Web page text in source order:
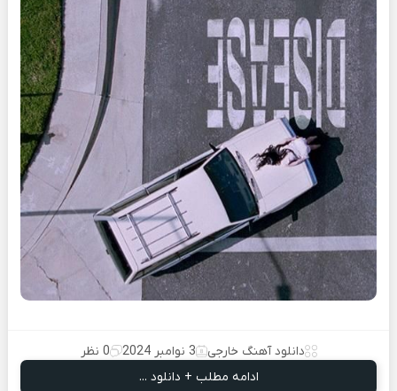
دانلود آهنگ خارجی 3 نوامبر 2024
0 نظر
ادامه مطلب + دانلود ...